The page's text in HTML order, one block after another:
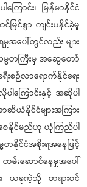
ြောင်း၊ မြန်မာနိုင်ငံ
င်စွာ ကျင်းပနိုင်ခဲ့မှု
အပေါ်တွင်လည်း များ
မ္မတကြီးမှ အဆွေတော်
ဉ်လာရောက်နိုင်ရေး
ြောင်းနှင့် အဆိုပါ
ဆီယံနိုင်ငံများအကြား
ေနိုင်မည်ဟု ယုံကြည်ပါ
င်ငံအစိုးရအနေဖြင့်
မ်းဆောင်နေမှုအပေါ်
၊ ယခုကဲ့သို့ တရားဝင်